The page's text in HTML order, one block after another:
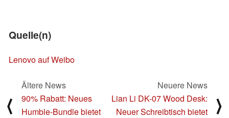
Quelle(n)
Lenovo auf Weibo
⟨
Ältere News
90% Rabatt: Neues
Humble-Bundle bietet
Neuere News
Lian Li DK-07 Wood Desk:
Neuer Schreibtisch bietet
⟩